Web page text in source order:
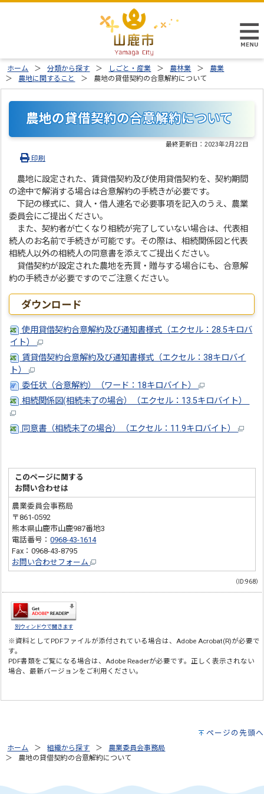
ホーム 分類から探す しごと・産業 農林業
農業
農地に関すること
農地の貸借契約の合意解約について
農地の貸借契約の合意解約について
最終更新日：2023年2月22日
印刷
農地に設定された、賃貸借契約及び使用貸借契約を、契約期間
の途中で解消する場合は合意解約の手続きが必要です。
下記の様式に、貸人・借人連名で必要事項を記入のうえ、農業
委員会にご提出ください。
また、契約者が亡くなり相続が完了していない場合は、代表相
続人のお名前で手続きが可能です。その際は、相続関係図と代表
相続人以外の相続人の同意書を添えてご提出ください。
貸借契約が設定された農地を売買・贈与する場合にも、合意解
約の手続きが必要ですのでご注意ください。
ダウンロード
使用貸借契約合意解約及び通知書様式（エクセル：28.5キロバ
イト）
賃貸借契約合意解約及び通知書様式（エクセル：38キロバイ
ト）
委任状（合意解約）（ワード：18キロバイト）
相続関係図(相続未了の場合）（エクセル：13.5キロバイト）
同意書（相続未了の場合）（エクセル：11.9キロバイト）
このページに関する
お問い合わせは
農業委員会事務局
〒861-0592
熊本県山鹿市山鹿987番地3
電話番号：0968-43-1614
Fax：0968-43-8795
お問い合わせフォーム
（ID:968）
別ウィンドウで開きます
※資料としてPDFファイルが添付されている場合は、 Adobe Acrobat(R)が必要で
す。
PDF書類をご覧になる場合は、 Adobe Readerが必要です。正しく表示されない
場合、最新バージョンをご利用ください。
ページの先頭へ
ホーム 組織から探す
農業委員会事務局
農地の貸借契約の合意解約について